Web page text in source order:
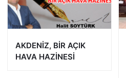
AKDENİZ, BİR AÇIK
HAVA HAZİNESİ